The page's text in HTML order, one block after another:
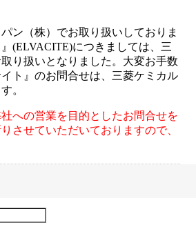
ン（株）でお取り扱いしておりま
(ELVACITE)につきましては、三
り扱いとなりました。大変お手数
ト』のお問合せは、三菱ケミカル
。
への営業を目的としたお問合せを
させていただいておりますので、